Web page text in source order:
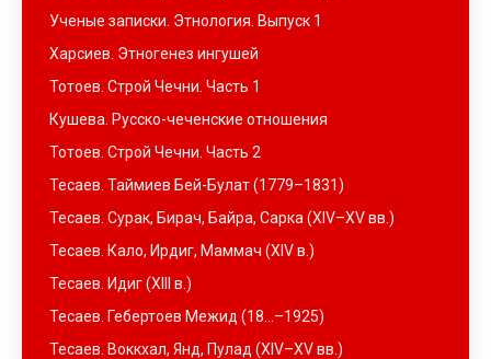
Ученые записки. Этнология. Выпуск 1
Харсиев. Этногенез ингушей
Тотоев. Строй Чечни. Часть 1
Кушева. Русско-чеченские отношения
Тотоев. Строй Чечни. Часть 2
Тесаев. Таймиев Бей-Булат (1779–1831)
Тесаев. Сурак, Бирач, Байра, Сарка (XIV–XV вв.)
Тесаев. Кало, Ирдиг, Маммач (XIV в.)
Тесаев. Идиг (XIII в.)
Тесаев. Гебертоев Межид (18…–1925)
Тесаев. Воккхал, Янд, Пулад (XIV–XV вв.)